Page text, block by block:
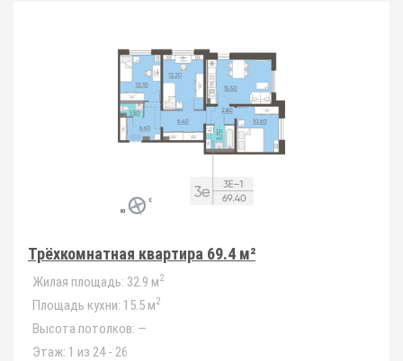
Трёхкомнатная квартира 69.4 м²
Жилая площадь: 32.9 м2
Площадь кухни: 15.5 м2
Высота потолков: —
Этаж: 1 из 24 - 26